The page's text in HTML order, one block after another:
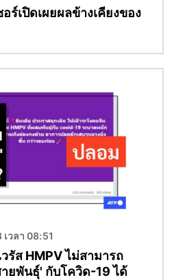
ร์เปิดเผยผลข้างเคียงของ
วลา 08:51
รัส HMPV ไม่สามารถ
ยพันธุ์' กับโควิด-19 ได้